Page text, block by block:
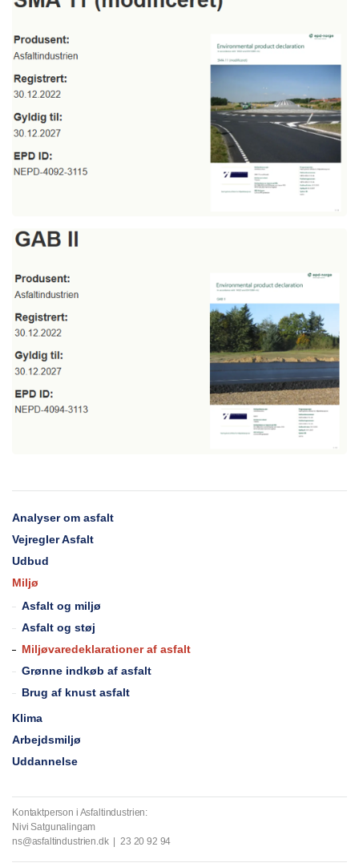
Analyser om asfalt
Vejregler Asfalt
Udbud
Miljø
Asfalt og miljø
Asfalt og støj
Miljøvaredeklarationer af asfalt
Grønne indkøb af asfalt
Brug af knust asfalt
Klima
Arbejdsmiljø
Uddannelse
Kontaktperson i Asfaltindustrien:
Nivi Satgunalingam
ns@asfaltindustrien.dk | 23 20 92 94